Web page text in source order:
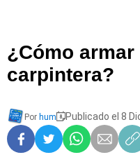
¿Cómo armar
carpintera?
Por hum Publicado el 8